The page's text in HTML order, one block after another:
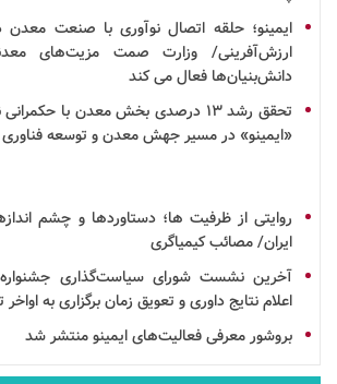
ایمینو؛ حلقه اتصال نوآوریبا صنعت معدن
ارزش‌آفرینی/ وزارت صمت مزیت‌های
دانش‌بنیان‌ها فعال می کند
تحقق رشد
۱۳ درصدی بخش معدن با
«ایمینو» در مسیر جهش معدن و توسعهفناوری
روایتی از ظرفیت ها؛ دستاوردها و چشم
ایران/ مصائب کیمیاگری
آخرین نشست شورای سیاست‌گذاری جشنواره
اعلام نتایج داوری و تعویق زمان برگزاری به اواخر
بروشورمعرفی فعالیت‌هایایمینومنتشر شد